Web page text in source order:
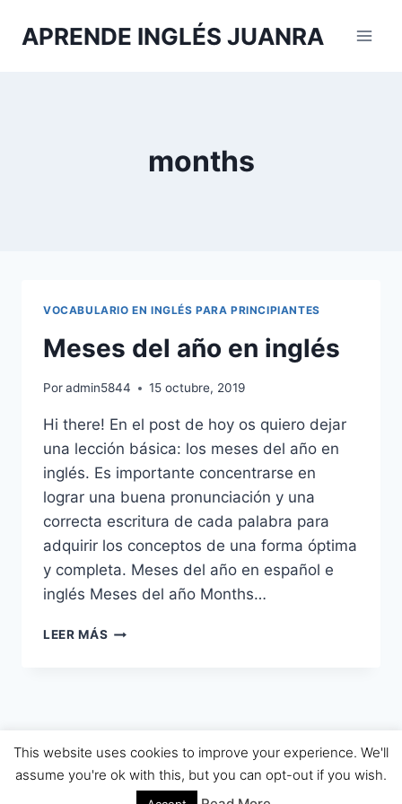
APRENDE INGLÉS JUANRA
months
VOCABULARIO EN INGLÉS PARA PRINCIPIANTES
Meses del año en inglés
Poradmin5844 15 octubre, 2019
Hi there! En el post de hoy os quiero dejar
una lección básica: los meses del año en
inglés. Es importante concentrarse en
lograr una buena pronunciación y una
correcta escritura de cada palabra para
adquirir los conceptos de una forma óptima
y completa. Meses del año en español e
inglés Meses del año Months…
LEER MÁS MESES
© 2026 APRENDE INGLÉS JUANRA - Tema para
WordPress por Kadence WP
This website uses cookies to improve your experience. We'll
assume you're ok with this, but you can opt-out if you wish.